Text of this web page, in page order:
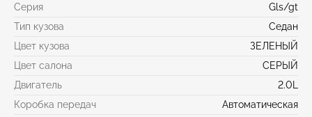
Серия
Gls/gt
Тип кузова
Седан
Цвет кузова
ЗЕЛЕНЫЙ
Цвет салона
СЕРЫЙ
Двигатель
2.0L
Коробка передач
Автоматическая